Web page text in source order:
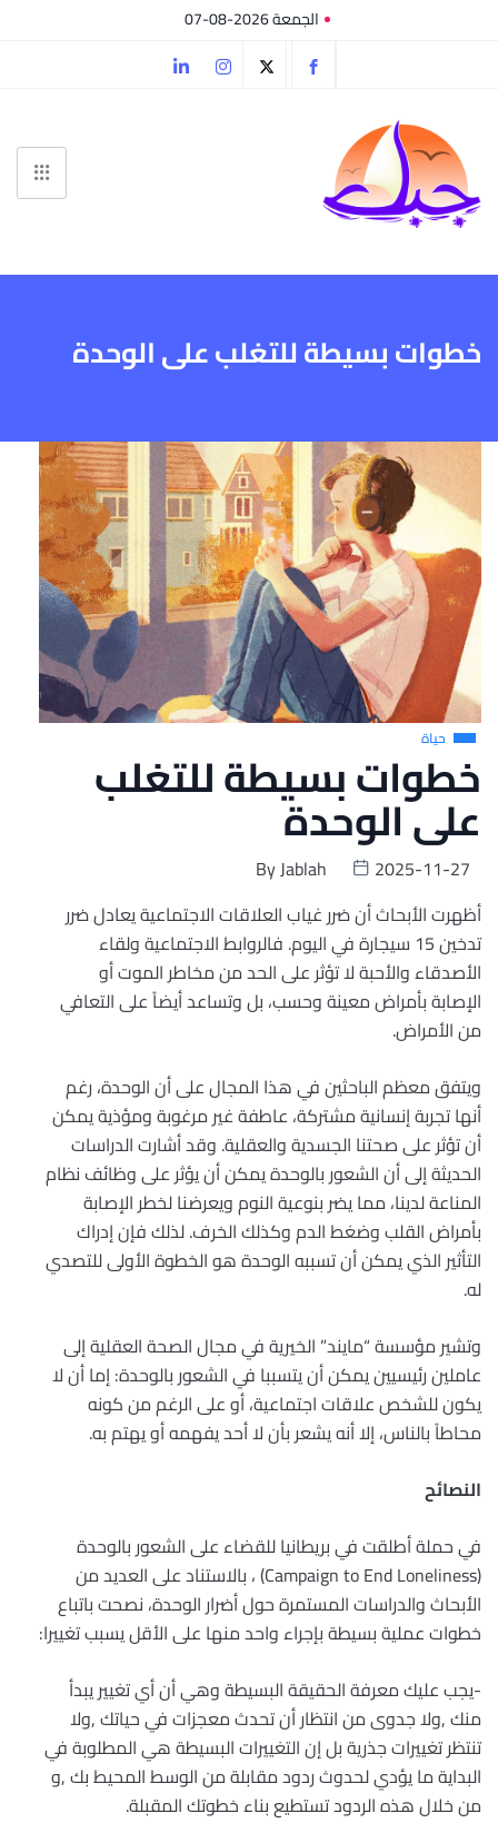
الجمعة 2026-08-07
خطوات بسيطة للتغلب على الوحدة
حياة
خطوات بسيطة للتغلب
على الوحدة
ByJablah
2025-11-27
أظهرت الأبحاث أن ضرر غياب العلاقات الاجتماعية يعادل ضرر
تدخين 15 سيجارة في اليوم. فالروابط الاجتماعية ولقاء
الأصدقاء والأحبة لا تؤثر على الحد من مخاطر الموت أو
الإصابة بأمراض معينة وحسب، بل وتساعد أيضاً على التعافي
من الأمراض.
ويتفق معظم الباحثين في هذا المجال على أن الوحدة، رغم
أنها تجربة إنسانية مشتركة، عاطفة غير مرغوبة ومؤذية يمكن
أن تؤثر على صحتنا الجسدية والعقلية. وقد أشارت الدراسات
الحديثة إلى أن الشعور بالوحدة يمكن أن يؤثر على وظائف نظام
المناعة لدينا، مما يضر بنوعية النوم ويعرضنا لخطر الإصابة
بأمراض القلب وضغط الدم وكذلك الخرف. لذلك فإن إدراك
التأثير الذي يمكن أن تسببه الوحدة هو الخطوة الأولى للتصدي
له.
وتشير مؤسسة “مايند” الخيرية في مجال الصحة العقلية إلى
عاملين رئيسيين يمكن أن يتسببا في الشعور بالوحدة: إما أن لا
يكون للشخص علاقات اجتماعية، أو على الرغم من كونه
محاطاً بالناس، إلا أنه يشعر بأن لا أحد يفهمه أو يهتم به.
النصائح
في حملة أطلقت في بريطانيا للقضاء على الشعور بالوحدة
(Campaign to End Loneliness) ، بالاستناد على العديد من
الأبحاث والدراسات المستمرة حول أضرار الوحدة، نصحت باتباع
خطوات عملية بسيطة بإجراء واحد منها على الأقل يسبب تغييرا:
-يجب عليك معرفة الحقيقة البسيطة وهي أن أي تغيير يبدأ
منك ,ولا جدوى من انتظار أن تحدث معجزات في حياتك ,ولا
تنتظر تغييرات جذرية بل إن التغييرات البسيطة هي المطلوبة في
البداية ما يؤدي لحدوث ردود مقابلة من الوسط المحيط بك ,و
من خلال هذه الردود تستطيع بناء خطوتك المقبلة.